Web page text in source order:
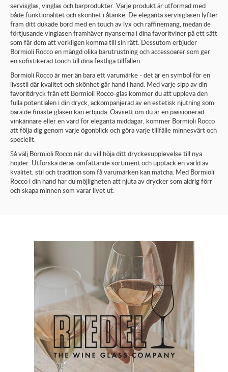
servisglas, vinglas och barprodukter. Varje produkt är utformad med
både funktionalitet och skönhet i åtanke. De eleganta servisglasen lyfter
fram ditt dukade bord med en touch av lyx och raffinemang, medan de
förtjusande vinglasen framhäver nyanserna i dina favoritviner på ett sätt
som får dem att verkligen komma till sin rätt. Dessutom erbjuder
Bormioli Rocco en mängd olika barutrustning och accessoarer som ger
en sofistikerad touch till dina festliga tillfällen.
Bormioli Rocco är mer än bara ett varumärke - det är en symbol för en
livsstil där kvalitet och skönhet går hand i hand. Med varje sipp av din
favoritdryck från ett Bormioli Rocco-glas kommer du att uppleva den
fulla potentialen i din dryck, ackompanjerad av en estetisk njutning som
bara de finaste glasen kan erbjuda. Oavsett om du är en passionerad
vinkännare eller en värd för eleganta middagar, kommer Bormioli Rocco
att följa dig genom varje ögonblick och göra varje tillfälle minnesvärt och
speciellt.
Så välj Bormioli Rocco när du vill höja ditt dryckesupplevelse till nya
höjder. Utforska deras omfattande sortiment och upptäck en värld av
kvalitet, stil och tradition som få varumärken kan matcha. Med Bormioli
Rocco i din hand har du möjligheten att njuta av drycker som aldrig förr
och skapa minnen som varar livet ut.